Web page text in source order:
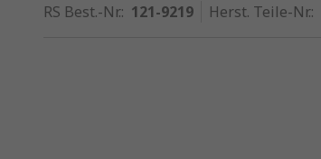
RS Best.-Nr.: 121-9219 Herst. Teile-Nr.: